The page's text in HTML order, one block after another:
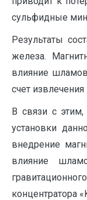
сульфидные
Результаты
железа.
влияние
счет
В связи с этим,
установки
внедрение
влияние
концентратора